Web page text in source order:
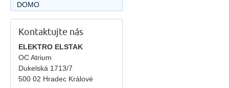
DOMO
Kontaktujte nás
ELEKTRO ELSTAK
OC Atrium
Dukelská 1713/7
500 02 Hradec Králové